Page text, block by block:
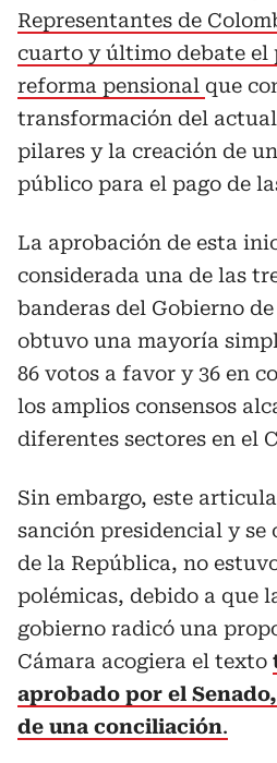
Representantes de
cuarto y último debate el
reforma pensional que
transformación del
pilares y la creación de
público para el pago de
La aprobación de esta
considerada una de las
banderas del Gobierno
obtuvo una mayoría
86 votos a favor y 36 en
los amplios consensos
diferentes sectores en el
Sin embargo, este
sanción presidencial y se
de la República, no
polémicas, debido a que
gobierno radicó una
Cámara acogiera el texto
aprobado por el
de una conciliación.